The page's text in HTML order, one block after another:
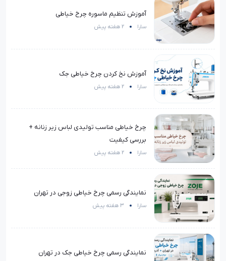
آموزش تنظیم ماسوره چرخ خیاطی
سارا 2 هفته پیش
آموزش نخ کردن چرخ خیاطی جک
سارا 2 هفته پیش
چرخ خیاطی مناسب تولیدی لباس زیر زنانه +
بررسی کیفیت
سارا 2 هفته پیش
نمایندگی رسمی چرخ خیاطی زوجی در تهران
سارا 3 هفته پیش
نمایندگی رسمی چرخ خیاطی جک در تهران